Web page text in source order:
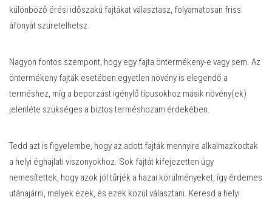
különböző érési időszakú fajtákat választasz, folyamatosan friss
áfonyát szüretelhetsz.
Nagyon fontos szempont, hogy egy fajta öntermékeny-e vagy sem. Az
öntermékeny fajták esetében egyetlen növény is elegendő a
terméshez, míg a beporzást igénylő típusokhoz másik növény(ek)
jelenléte szükséges a biztos terméshozam érdekében.
Tedd azt is figyelembe, hogy az adott fajták mennyire alkalmazkodtak
a helyi éghajlati viszonyokhoz. Sok fajtát kifejezetten úgy
nemesítettek, hogy azok jól tűrjék a hazai körülményeket, így érdemes
utánajárni, melyek ezek, és ezek közül választani. Keresd a helyi